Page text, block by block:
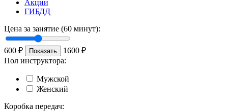
Акции
ГИБДД
Цена за занятие (60 минут):
600 ₽ Показать 1600 ₽
Пол инструктора:
Мужской
Женский
Коробка передач: